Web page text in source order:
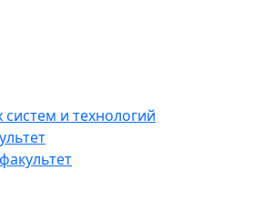
и технологий